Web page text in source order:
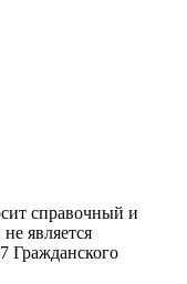
справочный и
является
Гражданского